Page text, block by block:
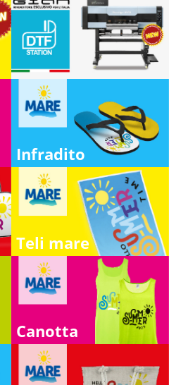
Infradito
Teli mare
Canotta